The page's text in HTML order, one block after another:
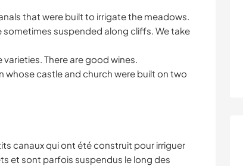
that were built to irrigate the meadows.
suspended along cliffs. We take
There are good wines.
whose castle and church were built on two
canaux qui ont été construit pour irriguer
et sont parfois suspendus le long des